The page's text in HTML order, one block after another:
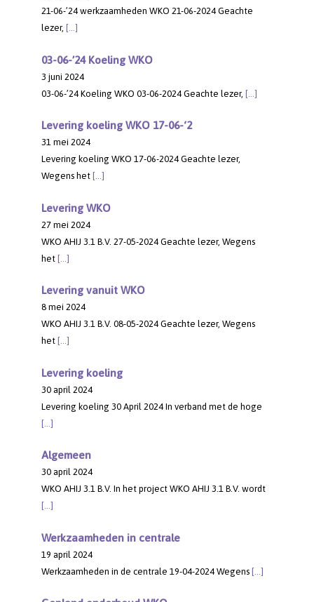
21-06-’24 werkzaamheden WKO 21-06-2024 Geachte
lezer, […]
03-06-’24 Koeling WKO
3 juni 2024
03-06-’24 Koeling WKO 03-06-2024 Geachte lezer, […]
Levering koeling WKO 17-06-‘2
31 mei 2024
Levering koeling WKO 17-06-2024 Geachte lezer,
Wegens het […]
Levering WKO
27 mei 2024
WKO AHIJ 3.1 B.V. 27-05-2024 Geachte lezer, Wegens
het […]
Levering vanuit WKO
8 mei 2024
WKO AHIJ 3.1 B.V. 08-05-2024 Geachte lezer, Wegens
het […]
Levering koeling
30 april 2024
Levering koeling 30 April 2024 In verband met de hoge
[…]
Algemeen
30 april 2024
WKO AHIJ 3.1 B.V. In het project WKO AHIJ 3.1 B.V. wordt
[…]
Werkzaamheden in centrale
19 april 2024
Werkzaamheden in de centrale 19-04-2024 Wegens […]